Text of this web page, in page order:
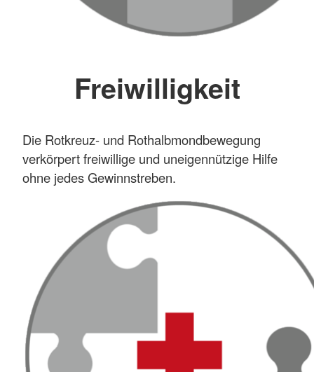
Freiwilligkeit
Die Rotkreuz- und Rothalbmondbewegung
verkörpert freiwillige und uneigennützige Hilfe
ohne jedes Gewinnstreben.